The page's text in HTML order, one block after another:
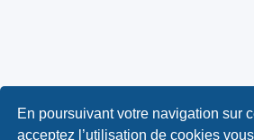
En poursuivant votre navigation sur
acceptez l’utilisation de cookies